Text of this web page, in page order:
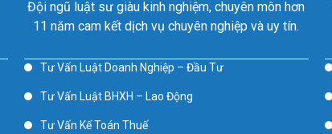
Đội ngũ luật sư giàu kinh nghiệm, chuyên môn hơn
11 năm cam kết dịch vụ chuyên nghiệp và uy tín.
Tư Vấn Luật Doanh Nghiệp – Đầu Tư
Tư Vấn Luật BHXH – Lao Động
Tư Vấn Kế Toán Thuế